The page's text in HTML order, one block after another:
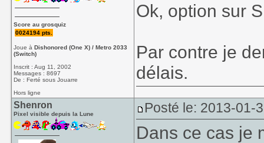
Score au grosquiz
0024194 pts.
Joue àDishonored (One X) / Metro 2033
(Switch)
Inscrit : Aug 11, 2002
Messages : 8697
De : Ferté sous Jouarre
Hors ligne
Ok, option sur
Par contre je
délais.
Shenron
Pixel visible depuis la Lune Posté le: 2013-01-
Dans ce cas je